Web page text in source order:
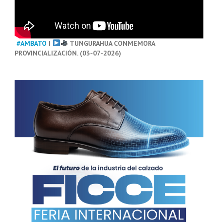
#AMBATO |
TUNGURAHUA CONMEMORA
PROVINCIALIZACIÓN. (03-07-2026)